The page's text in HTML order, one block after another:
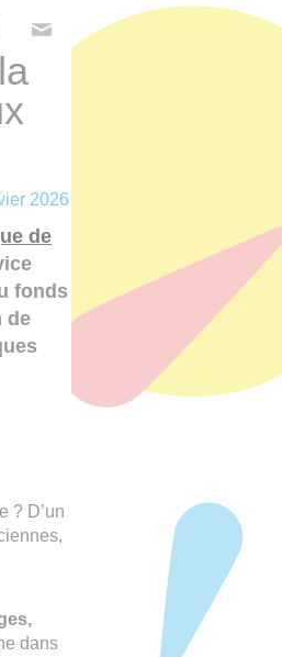
2026
de
fonds
de
? D’un
dans